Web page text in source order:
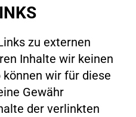
zu externen
Inhalte wir keinen
können wir für diese
Gewähr
der verlinkten